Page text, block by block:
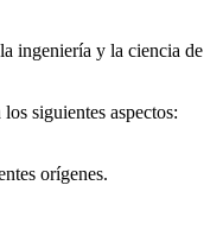
ingeniería y la ciencia de
siguientes aspectos:
orígenes.